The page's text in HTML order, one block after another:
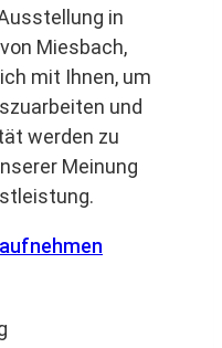
in
Miesbach,
mit Ihnen, um
und
werden zu
Meinung